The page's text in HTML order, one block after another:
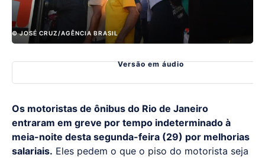
© JOSÉ CRUZ/AGÊNCIA BRASIL
Versão em áudio
Os motoristas de ônibus do Rio de Janeiro
entraram em greve por tempo indeterminado à
meia-noite desta segunda-feira (29) por melhorias
salariais. Eles pedem o que o piso do motorista seja